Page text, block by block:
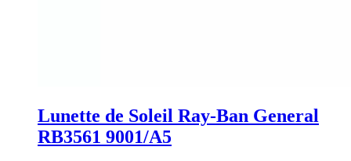
Lunette de Soleil Ray-Ban General
RB3561 9001/A5